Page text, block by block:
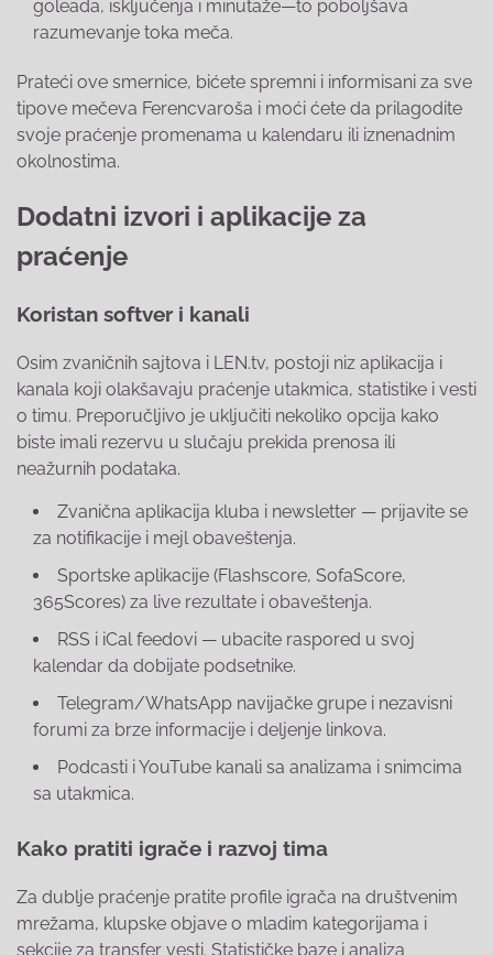
goleada, isključenja i minutaže—to poboljšava
razumevanje toka meča.
Prateći ove smernice, bićete spremni i informisani za sve
tipove mečeva Ferencvaroša i moći ćete da prilagodite
svoje praćenje promenama u kalendaru ili iznenadnim
okolnostima.
Dodatni izvori i aplikacije za
praćenje
Koristan softver i kanali
Osim zvaničnih sajtova i LEN.tv, postoji niz aplikacija i
kanala koji olakšavaju praćenje utakmica, statistike i vesti
o timu. Preporučljivo je uključiti nekoliko opcija kako
biste imali rezervu u slučaju prekida prenosa ili
neažurnih podataka.
Zvanična aplikacija kluba i newsletter — prijavite se
za notifikacije i mejl obaveštenja.
Sportske aplikacije (Flashscore, SofaScore,
365Scores) za live rezultate i obaveštenja.
RSS i iCal feedovi — ubacite raspored u svoj
kalendar da dobijate podsetnike.
Telegram/WhatsApp navijačke grupe i nezavisni
forumi za brze informacije i deljenje linkova.
Podcasti i YouTube kanali sa analizama i snimcima
sa utakmica.
Kako pratiti igrače i razvoj tima
Za dublje praćenje pratite profile igrača na društvenim
mrežama, klupske objave o mladim kategorijama i
sekcije za transfer vesti. Statističke baze i analiza